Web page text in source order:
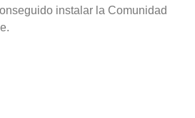
instalar la Comunidad